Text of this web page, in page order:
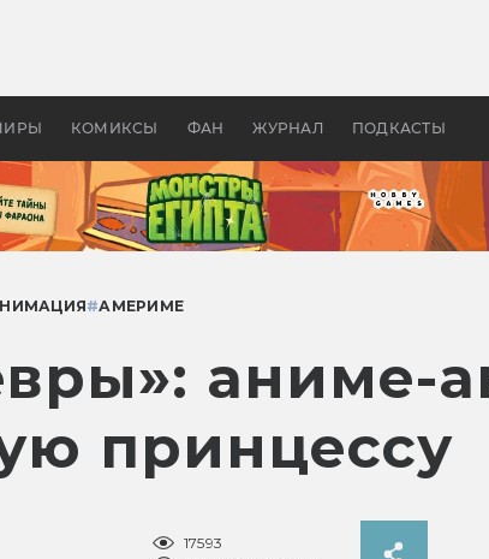
КОМИКСЫ ФАН ЖУРНАЛ ПОДКАСТЫ
колец»
Древней Грецией
#АМЕРИМЕ
аниме-
принцессу
17593